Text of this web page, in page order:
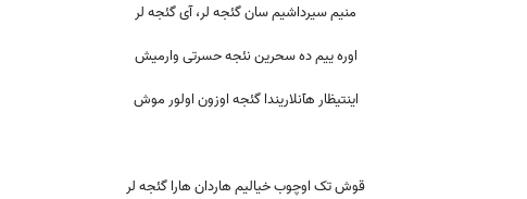
منیم سیرداشیم سان گئجه لر، آی گئجه لر
اوره ییم ده سحرین نئجه حسرتی وارمیش
اینتیظار هآنلاریندا گئجه اوزون اولور موش
قوش تک اوچوب خیالیم هاردان هارا گئجه لر